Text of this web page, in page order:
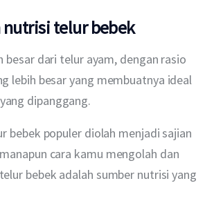
nutrisi telur bebek
besar dari telur ayam, dengan rasio
lebih besar yang membuatnya ideal
dipanggang.
bebek populer diolah menjadi sajian
cara kamu mengolah dan
bebek adalah sumber nutrisi yang